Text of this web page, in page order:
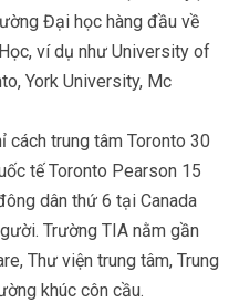
Đại học hàng đầu về
ví dụ như University of
York University, Mc
cách trung tâm Toronto 30
tế Toronto Pearson 15
dân thứ 6 tại Canada
Trường TIA nằm gần
Thư viện trung tâm, Trung
khúc côn cầu.